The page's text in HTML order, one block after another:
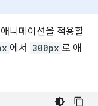
니메이션을 적용할
에서 300px 로 애